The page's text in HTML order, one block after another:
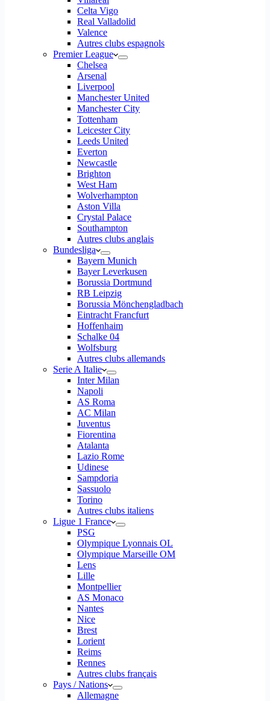
Celta Vigo
Real Valladolid
Valence
Autres clubs espagnols
Premier League
Chelsea
Arsenal
Liverpool
Manchester United
Manchester City
Tottenham
Leicester City
Leeds United
Everton
Newcastle
Brighton
West Ham
Wolverhampton
Aston Villa
Crystal Palace
Southampton
Autres clubs anglais
Bundesliga
Bayern Munich
Bayer Leverkusen
Borussia Dortmund
RB Leipzig
Borussia Mönchengladbach
Eintracht Francfurt
Hoffenhaim
Schalke 04
Wolfsburg
Autres clubs allemands
Serie A Italie
Inter Milan
Napoli
AS Roma
AC Milan
Juventus
Fiorentina
Atalanta
Lazio Rome
Udinese
Sampdoria
Sassuolo
Torino
Autres clubs italiens
Ligue 1 France
PSG
Olympique Lyonnais OL
Olympique Marseille OM
Lens
Lille
Montpellier
AS Monaco
Nantes
Nice
Brest
Lorient
Reims
Rennes
Autres clubs français
Pays / Nations
Allemagne